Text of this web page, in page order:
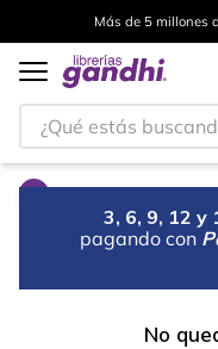
Más de 5 millones
¿Qué estás buscando?
3, 6, 9, 12
pagando con
No